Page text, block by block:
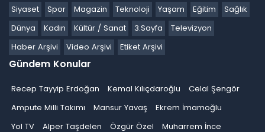
Siyaset
Spor Magazin Teknoloji Yaşam Eğitim
Sağlık
Dünya
Kadın Kültür / Sanat 3.Sayfa
Televizyon
Haber Arşivi
Video Arşivi Etiket Arşivi
Gündem Konular
Recep Tayyip Erdoğan Kemal Kılıçdaroğlu
Celal Şengör
Ampute Milli Takımı
Mansur Yavaş
Ekrem İmamoğlu
Yol TV
Alper Taşdelen Özgür Özel
Muharrem İnce